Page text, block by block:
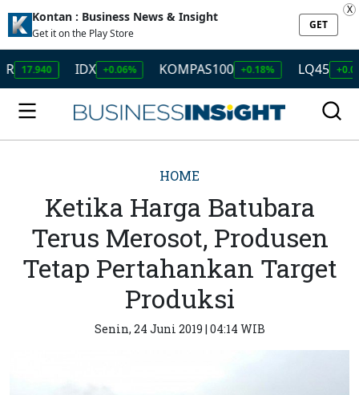
Kontan : Business News & Insight
Get it on the Play Store
GET
X
IDX +0.06% KOMPAS100 +0.18% LQ45 +0.08%
HOME
Ketika Harga Batubara
Terus Merosot, Produsen
Tetap Pertahankan Target
Produksi
Senin, 24 Juni 2019 | 04:14 WIB